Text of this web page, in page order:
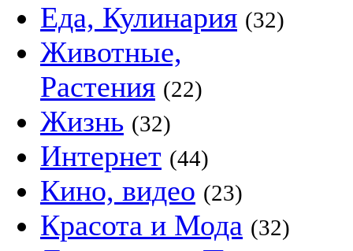
Еда, Кулинария (32)
Животные,
Растения (22)
Жизнь (32)
Интернет (44)
Кино, видео (23)
Красота и Мода (32)